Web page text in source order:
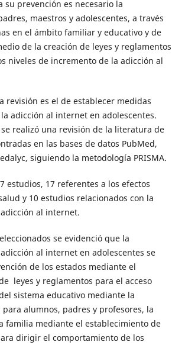
su prevención es necesario la
maestros y adolescentes, a través
en el ámbito familiar y educativo y de
de la creación de leyes y reglamentos
niveles de incremento de la adicción al
revisión es el de establecer medidas
adicción al internet en adolescentes.
realizó una revisión de la literatura de
en las bases de datos PubMed,
siguiendo la metodología PRISMA.
estudios, 17 referentes a los efectos
y 10 estudios relacionados con la
al internet.
se evidenció que la
al internet en adolescentes se
de los estados mediante el
leyes y reglamentos para el acceso
sistema educativo mediante la
alumnos, padres y profesores, la
familia mediante el establecimiento de
dirigir el comportamiento de los